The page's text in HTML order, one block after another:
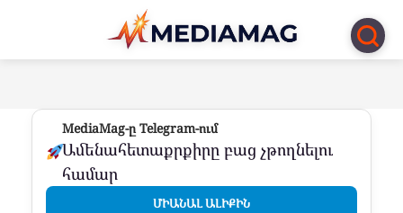
Перейти
контенту
MediaMag-ը Telegram-ում
Ամենահետաքրքիրը բաց չթողնելու
համար
ՄԻԱՆԱԼ ԱԼԻՔԻՆ